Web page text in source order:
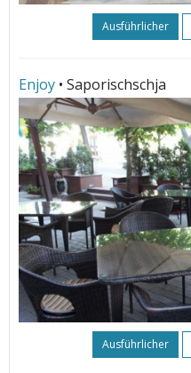
Ausführlicher
Enjoy • Saporischschja
Ausführlicher